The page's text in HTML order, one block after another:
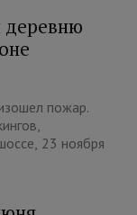
пожар.
23 ноября